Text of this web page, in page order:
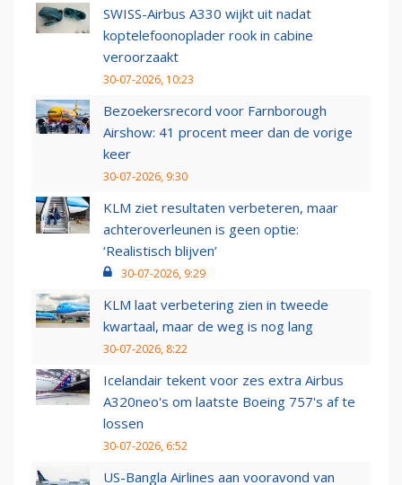
SWISS-Airbus A330 wijkt uit nadat
koptelefoonoplader rook in cabine
veroorzaakt
30-07-2026, 10:23
Bezoekersrecord voor Farnborough
Airshow: 41 procent meer dan de vorige
keer
30-07-2026, 9:30
KLM ziet resultaten verbeteren, maar
achteroverleunen is geen optie:
‘Realistisch blijven’
30-07-2026, 9:29
KLM laat verbetering zien in tweede
kwartaal, maar de weg is nog lang
30-07-2026, 8:22
Icelandair tekent voor zes extra Airbus
A320neo's om laatste Boeing 757's af te
lossen
30-07-2026, 6:52
US-Bangla Airlines aan vooravond van